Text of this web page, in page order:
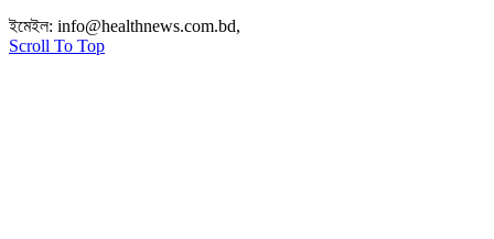
ইমেইল: info@healthnews.com.bd,
Scroll To Top